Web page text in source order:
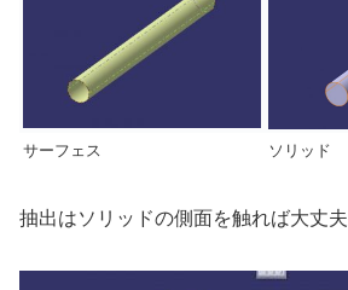
サーフェス ソリッド
抽出はソリッドの側面を触れば大丈夫